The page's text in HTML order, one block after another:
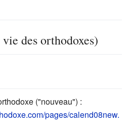
des orthodoxes)
("nouveau") :
pages/calend08new.